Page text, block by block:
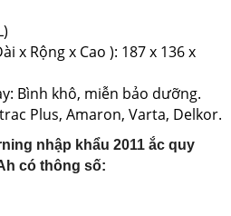
x Rộng x Cao ): 187 x 136 x
Bình khô, miễn bảo dưỡng.
Plus, Amaron, Varta, Delkor.
nhập khẩu 2011 ắc quy
có thông số: